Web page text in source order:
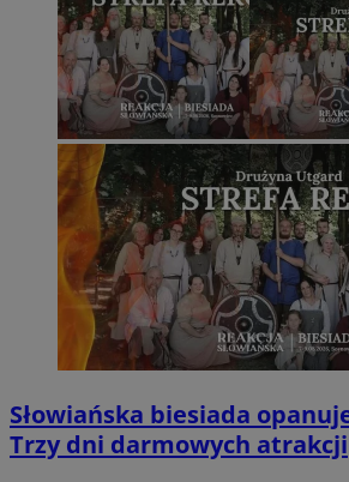
Słowiańska biesiada
Trzy dni darmowych atrakcji